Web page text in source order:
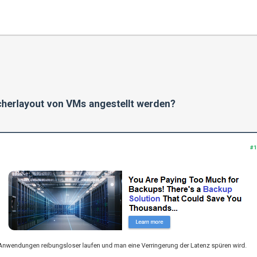
von VMs angestellt werden?
#1
reibungsloser laufen und man eine Verringerung der Latenz spüren wird.